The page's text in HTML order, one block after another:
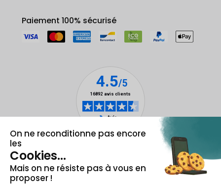
Paiement 100% sécurisé